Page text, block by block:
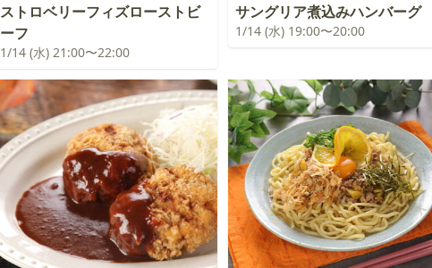
ストロベリーフィズローストビ
ーフ
1/14 (水) 21:00〜22:00
サングリア煮込みハンバーグ
1/14 (水) 19:00〜20:00